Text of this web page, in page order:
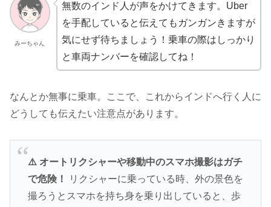
みーちゃん
無数のインド人が声をかけてきます。Uber
を手配していると伝えてもガンガンきますが
気にせず待ちましょう！乗車の際はしっかり
と車両ナンバーを確認してね！
なんとか無事に乗車。ここで、これからインドへ行く人に
どうしても伝えたい注意点があります。
⚠️ オートリクシャーや移動中のスマホ撮影はガチ
で危険！
リクシャーに乗っている時、外の景色を
撮ろうとスマホを持ち身を乗り出していると、歩